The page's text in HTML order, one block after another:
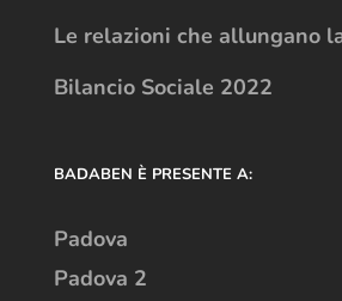
Le relazioni che allungano
Bilancio Sociale 2022
BADABEN È PRESENTE A:
Padova
Padova 2